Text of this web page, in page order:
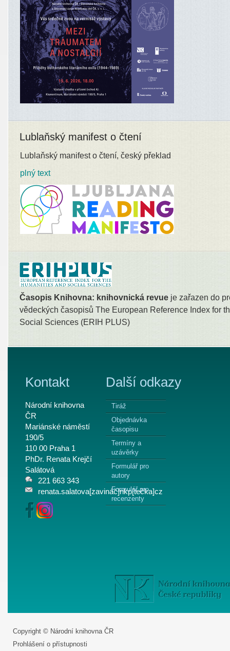
Lublaňský manifest o čtení
Lublaňský manifest o čtení, český překlad
plný text
Časopis Knihovna: knihovnická revue je zařazen do
vědeckých časopisů The European Reference Index for
Social Sciences (ERIH PLUS)
Kontakt
Národní knihovna
ČR
Mariánské náměstí
190/5
110 00 Praha 1
PhDr. Renata Krejčí
Salátová
221 663 343
renata.salatova[zavináč]nkp[tečka]cz
Další odkazy
Tiráž
Objednávka
časopisu
Termíny a
uzávěrky
Formulář pro
autory
Formulář pro
recenzenty
Copyright © Národní knihovna ČR
Prohlášení o přístupnosti